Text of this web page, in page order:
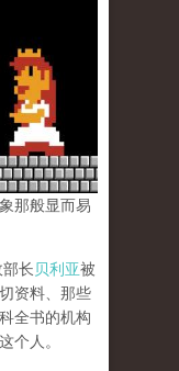
那般显而易
长贝利亚被
资料、那些
全书的机构
个人。